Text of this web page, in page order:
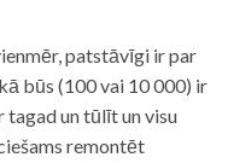
patstāvīgi ir par
būs (100 vai 10 000) ir
tagad un tūlīt un visu
remontēt